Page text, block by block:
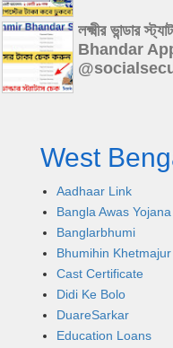
লক্ষ্মীর ভান্ডার
Bhandar
West
Aadhaar Link
Bangla Awas Yojana
Banglarbhumi
Bhumihin Khetmajur
Cast Certificate
Didi Ke Bolo
DuareSarkar
Education Loans